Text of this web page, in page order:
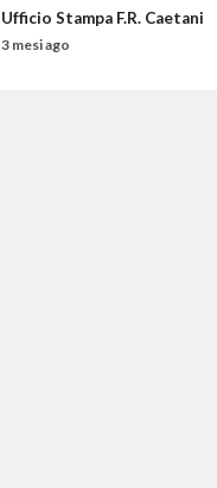
Ufficio Stampa F.R. Caetani
3 mesi ago